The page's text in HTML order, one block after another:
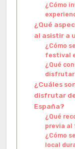
¿Cómo
¿Qué
al asistir a
¿Cómo
festival
¿Qué
disfrutar
¿Cuáles
disfrutar
España?
¿Qué
previa
¿Cómo
local